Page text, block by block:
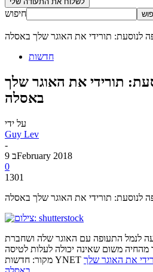
חיפוש
לנוסעת: תורידי את האוגר שלך באסלה
חדשות
תורידי את האוגר שלך
באסלה
על ידי
Guy Lev
-
9 בFebruary 2018
0
1301
לנוסעת: תורידי את האוגר שלך באסלה
לנמל התעופה עם האוגר שלה ושחברת
משום שאינה יכולה לעלות לטיסה
מקור: חדשות YNET את האוגר שלך